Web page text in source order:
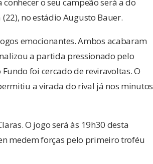
no estádio Augusto Bauer.
emocionantes. Ambos acabaram
a partida pressionado pelo
foi cercado de reviravoltas. O
a virada do rival já nos minutos
O jogo será às 19h30 desta
medem forças pelo primeiro troféu